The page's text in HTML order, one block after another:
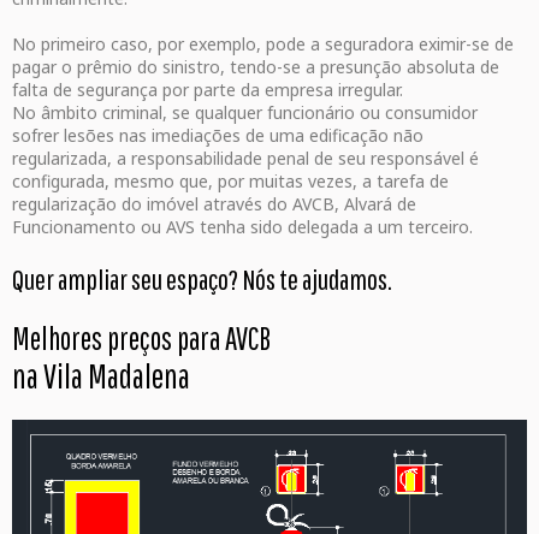
No primeiro caso, por exemplo, pode a seguradora eximir-se de
pagar o prêmio do sinistro, tendo-se a presunção absoluta de
falta de segurança por parte da empresa irregular.
No âmbito criminal, se qualquer funcionário ou consumidor
sofrer lesões nas imediações de uma edificação não
regularizada, a responsabilidade penal de seu responsável é
configurada, mesmo que, por muitas vezes, a tarefa de
regularização do imóvel através do AVCB, Alvará de
Funcionamento ou AVS tenha sido delegada a um terceiro.
Quer ampliar seu espaço? Nós te ajudamos.
Melhores preços para AVCB
na Vila Madalena